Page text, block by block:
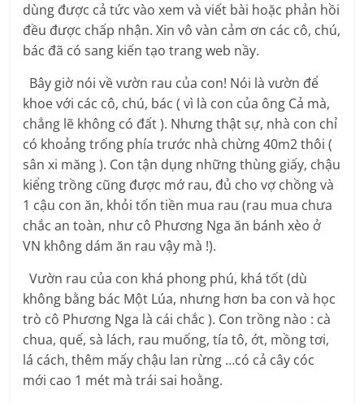
dùng được cả tức vào xem và viết bài hoặc phản hồi
đều được chấp nhận. Xin vô vàn cảm ơn các cô, chú,
bác đã có sang kiến tạo trang web nầy.
Bây giờ nói về vườn rau của con! Nói là vườn để
khoe với các cô, chú, bác ( vì là con của ông Cả mà,
chẳng lẽ không có đất ). Nhưng thật sự, nhà con chỉ
có khoảng trống phía trước nhà chừng 40m2 thôi (
sân xi măng ). Con tận dụng những thùng giấy, chậu
kiểng trồng cũng được mớ rau, đủ cho vợ chồng và
1 cậu con ăn, khỏi tốn tiền mua rau (rau mua chưa
chắc an toàn, như cô Phương Nga ăn bánh xèo ở
VN không dám ăn rau vậy mà !).
Vườn rau của con khá phong phú, khá tốt (dù
không bằng bác Một Lúa, nhưng hơn ba con và học
trò cô Phương Nga là cái chắc ). Con trồng nào : cà
chua, quế, sà lách, rau muống, tía tô, ớt, mồng tơi,
lá cách, thêm mấy chậu lan rừng …có cả cây cóc
mới cao 1 mét mà trái sai hoằng.